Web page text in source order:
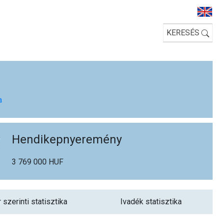
KERESÉS
Hendikepnyeremény
3 769 000 HUF
szerinti statisztika Ivadék statisztika